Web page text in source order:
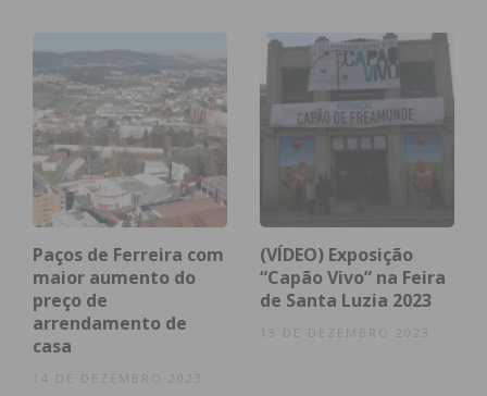
Paços de Ferreira com
maior aumento do
preço de
arrendamento de
casa
14 DE DEZEMBRO 2023
(VÍDEO) Exposição
“Capão Vivo” na Feira
de Santa Luzia 2023